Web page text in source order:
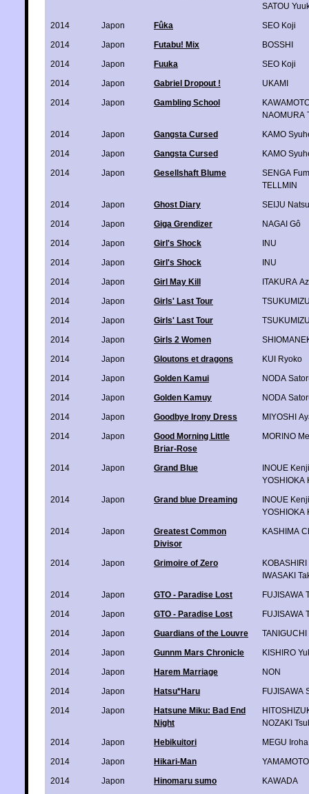
SATOU
2014
Japon Fûka
SEO Koji
2014
Japon Futabu! Mix
BOSSHI
2014
Japon Fuuka
SEO Koji
2014
Japon Gabriel Dropout !
UKAMI
2014
Japon Gambling School
NAOMURA
2014
Japon Gangsta Cursed
KAMO
2014
Japon Gangsta Cursed
KAMO
2014
Japon Gesellshaft Blume
SENGA
TELLMIN
2014
Japon Ghost Diary
SEIJU
2014
Japon Giga Grendizer
NAGAI Gô
2014
Japon Girl's Shock
INU
2014
Japon Girl's Shock
INU
2014
Japon Girl May Kill
ITAKURA
2014
Japon Girls' Last Tour
2014
Japon Girls' Last Tour
2014
Japon Girls 2 Women
2014
Japon Gloutons et dragons
KUI Ryoko
2014
Japon Golden Kamui
NODA
2014
Japon Golden Kamuy
NODA
2014
Japon Goodbye Irony Dress
MIYOSHI
2014
Japon
Good Morning Little
Briar-Rose
MORINO
2014 Japon Grand Blue
INOUE Kenji
YOSHIOKA
2014
Japon Grand blue Dreaming
INOUE Kenji
YOSHIOKA
2014
Japon
Greatest Common
Divisor
KASHIMA
2014 Japon Grimoire of Zero
IWASAKI
2014
Japon GTO - Paradise Lost
FUJISAWA
2014
Japon GTO - Paradise Lost
FUJISAWA
2014
Japon Guardians of the Louvre
TANIGUCHI
2014
Japon Gunnm Mars Chronicle
KISHIRO
2014
Japon Harem Marriage
NON
2014
Japon Hatsu*Haru
FUJISAWA
2014
Japon
Hatsune Miku: Bad End
Night
NOZAKI
2014
Japon Hebikuitori
MEGU Iroha
2014
Japon Hikari-Man
2014
Japon Hinomaru sumo
KAWADA